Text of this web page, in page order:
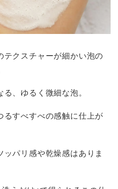
クスチャーが細かい泡の
、ゆるく微細な泡。
すべすべの感触に仕上が
パリ感や乾燥感はありま